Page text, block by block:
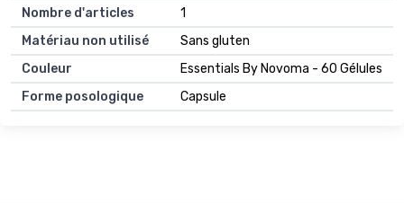
Nombre d'articles
1
Matériau non utilisé
Sans gluten
Couleur
Essentials By Novoma - 60 Gélules
Forme posologique
Capsule